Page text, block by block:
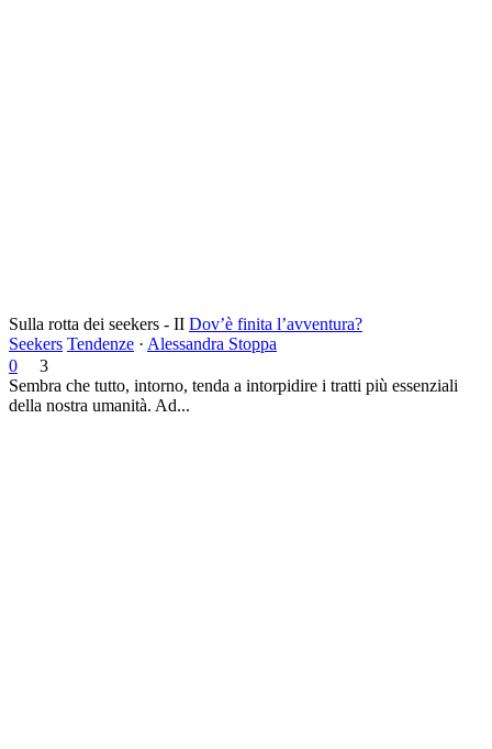
Sulla rotta dei seekers - II Dov’è finita l’avventura?
Seekers Tendenze · Alessandra Stoppa
0
3
Sembra che tutto, intorno, tenda a intorpidire i tratti più essenziali
della nostra umanità. Ad...